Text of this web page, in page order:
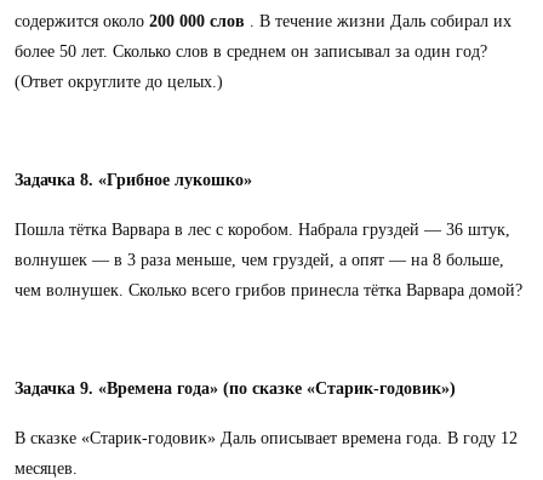
содержится около 200 000 слов . В течение жизни Даль собирал их
более 50 лет. Сколько слов в среднем он записывал за один год?
(Ответ округлите до целых.)
Задачка 8. «Грибное лукошко»
Пошла тётка Варвара в лес с коробом. Набрала груздей — 36 штук,
волнушек — в 3 раза меньше, чем груздей, а опят — на 8 больше,
чем волнушек. Сколько всего грибов принесла тётка Варвара домой?
Задачка 9. «Времена года» (по сказке «Старик-годовик»)
В сказке «Старик-годовик» Даль описывает времена года. В году 12
месяцев.